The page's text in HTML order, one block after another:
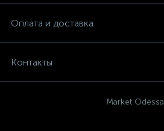
Оплата и доставка
Контакты
Market Odessa